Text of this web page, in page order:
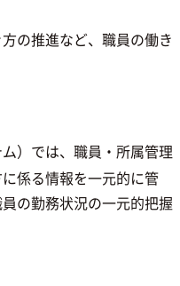
の推進など、職員の働き
）では、職員・所属管理
係る情報を一元的に管
の勤務状況の一元的把握